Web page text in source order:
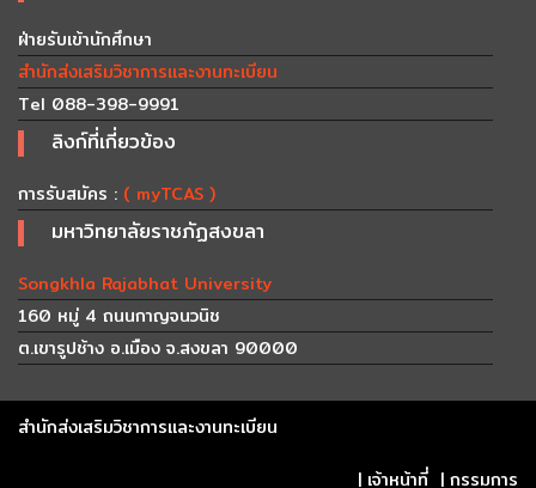
ฝ่ายรับเข้านักศึกษา
สำนักส่งเสริมวิชาการและงานทะเบียน
Tel 088-398-9991
ลิงก์ที่เกี่ยวข้อง
การรับสมัคร : ( myTCAS )
มหาวิทยาลัยราชภัฏสงขลา
Songkhla Rajabhat University
160 หมู่ 4 ถนนกาญจนวนิช
ต.เขารูปช้าง อ.เมือง จ.สงขลา 90000
สำนักส่งเสริมวิชาการและงานทะเบียน
| เจ้าหน้าที่ | กรรมการ